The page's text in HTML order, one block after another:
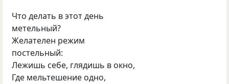
Что делать в этот день
метельный?
Желателен режим
постельный:
Лежишь себе, глядишь в окно,
Где мельтешение одно,